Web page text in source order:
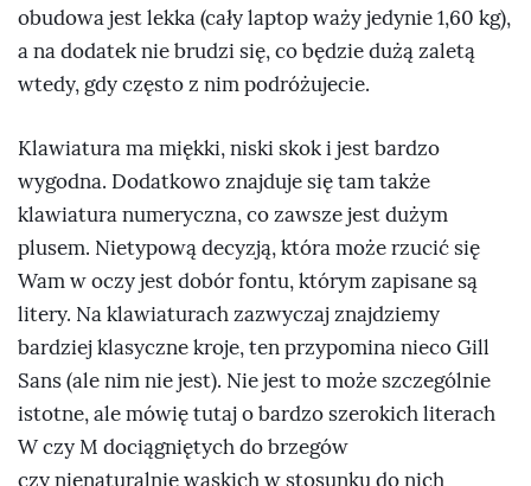
obudowa jest lekka (cały laptop waży jedynie 1,60 kg),
a na dodatek nie brudzi się, co będzie dużą zaletą
wtedy, gdy często z nim podróżujecie.
Klawiatura ma miękki, niski skok i jest bardzo
wygodna. Dodatkowo znajduje się tam także
klawiatura numeryczna, co zawsze jest dużym
plusem. Nietypową decyzją, która może rzucić się
Wam w oczy jest dobór fontu, którym zapisane są
litery. Na klawiaturach zazwyczaj znajdziemy
bardziej klasyczne kroje, ten przypomina nieco Gill
Sans (ale nim nie jest). Nie jest to może szczególnie
istotne, ale mówię tutaj o bardzo szerokich literach
W czy M dociągniętych do brzegów
czy nienaturalnie wąskich w stosunku do nich